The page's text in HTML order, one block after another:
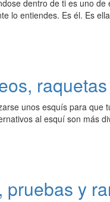
dentro de ti es uno
lo entiendes. Es él. Es
unos esquís para
al esquí son más
y